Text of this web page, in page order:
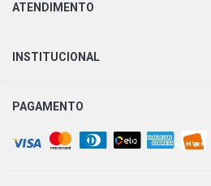
ATENDIMENTO
INSTITUCIONAL
PAGAMENTO